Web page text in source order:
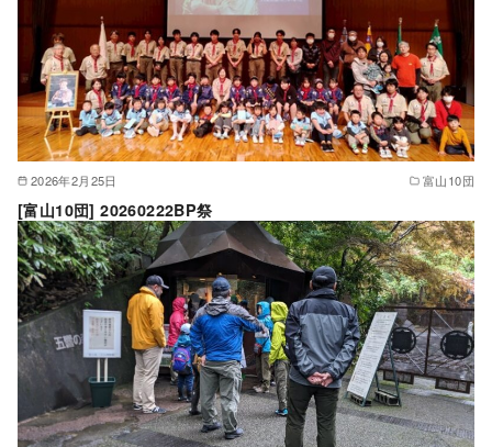
2026年2月25日 富山10団
[富山10団] 20260222BP祭